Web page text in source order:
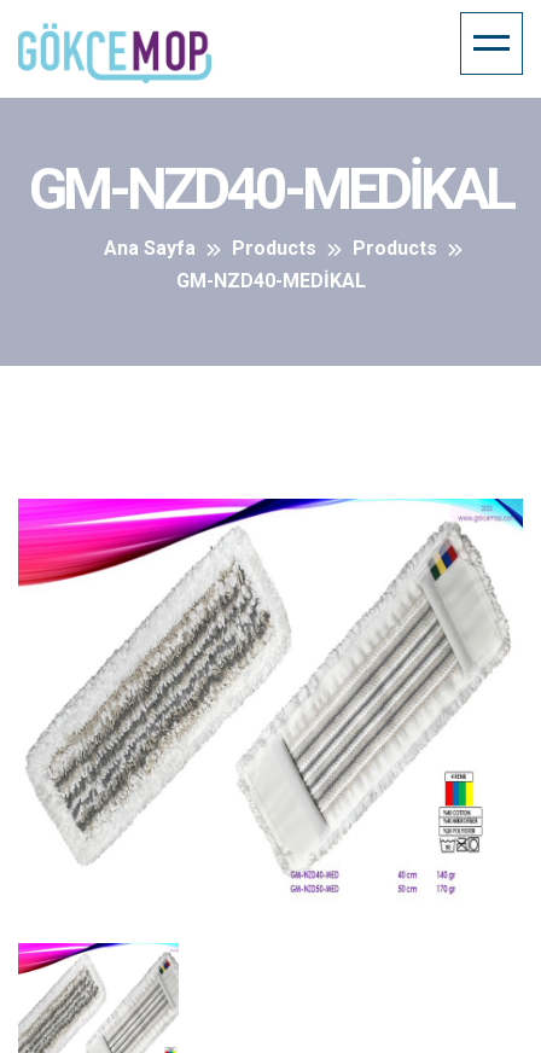
GM-NZD40-MEDİKAL
Ana Sayfa Products
Products
GM-NZD40-MEDİKAL